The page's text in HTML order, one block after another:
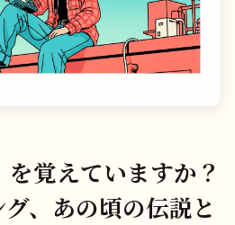
を覚えていますか？
、あの頃の伝説と